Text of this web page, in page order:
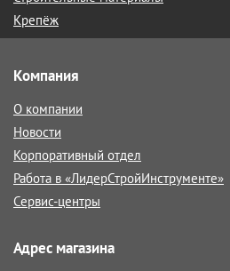
Крепёж
Компания
О компании
Новости
Корпоративный отдел
Работа в «ЛидерСтройИнструменте»
Сервис-центры
Адрес магазина